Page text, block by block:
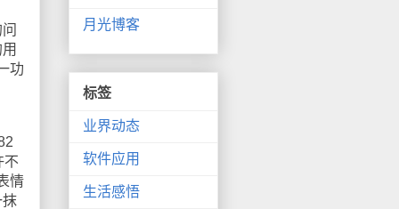
功
不
情
抹
月光博客
标签
业界动态
软件应用
生活感悟